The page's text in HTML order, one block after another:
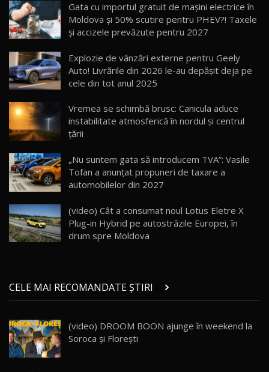
15 14:37
16
AutoBlogMD
13:10
17
30:08
Noul Geely EX5 EM-i care a cucerit Moldova
AutoBlog.MD
23:36
20
Noul ZEEKR 7X / Test Drive AutoBlog.MD
29:08
21
Micul BYD Dolphin Surf / Test Drive
AutoBlog.MD
16:59
22
Noua Mazda 6e / Test Drive AutoBlog.MD
26:59
Gata cu importul gratuit de mașini electrice în
Moldova și 50% scutire pentru PHEV?! Taxele
și accizele prevăzute pentru 2027
Explozie de vânzări externe pentru Geely
Auto! Livrările din 2026 le-au depășit deja pe
cele din tot anul 2025
Vremea se schimbă brusc: Canicula aduce
instabilitate atmosferică în nordul și centrul
țării
„Nu suntem gata să introducem TVA”: Vasile
Tofan a anunțat propuneri de taxare a
automobilelor din 2027
(video) Cât a consumat noul Lotus Eletre X
Plug-in Hybrid pe autostrăzile Europei, în
drum spre Moldova
CELE MAI RECOMANDATE ȘTIRI
(video) DROOM BOON ajunge în weekend la
Soroca și Florești